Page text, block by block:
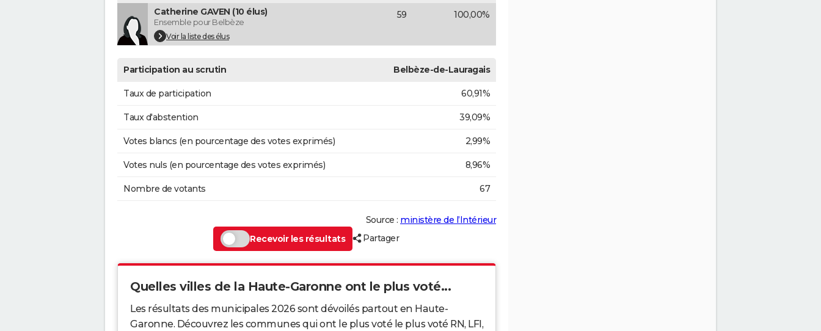
Catherine GAVEN (10 élus)
Ensemble pour Belbèze
Voir la liste des élus
59 100,00%
Participation au scrutin Belbèze-de-Lauragais
Taux de participation 60,91%
Taux d'abstention 39,09%
Votes blancs (en pourcentage des votes exprimés) 2,99%
Votes nuls (en pourcentage des votes exprimés) 8,96%
Nombre de votants 67
Source : ministère de l’Intérieur
Recevoir les résultats
Partager
Quelles villes de la Haute-Garonne ont le plus voté...
Les résultats des municipales 2026 sont dévoilés partout en Haute-
Garonne. Découvrez les communes qui ont le plus voté le plus voté RN, LFI,